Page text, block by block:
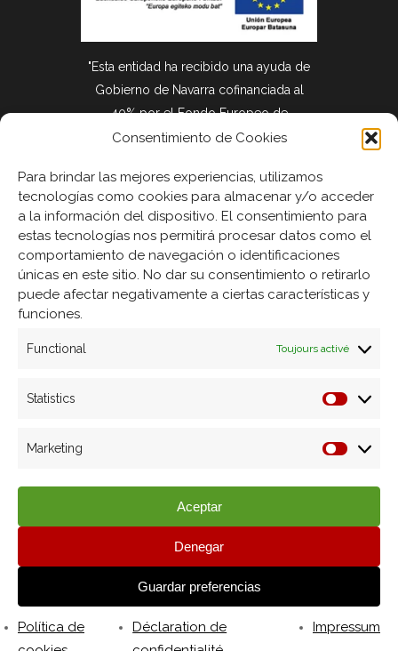
Consentimiento de Cookies
Para brindar las mejores experiencias, utilizamos
tecnologías como cookies para almacenar y/o acceder
a la información del dispositivo. El consentimiento para
estas tecnologías nos permitirá procesar datos como el
comportamiento de navegación o identificaciones
únicas en este sitio. No dar su consentimiento o retirarlo
puede afectar negativamente a ciertas características y
funciones.
Functional Toujours activé
Statistics
Marketing
Aceptar
Denegar
Guardar preferencias
Política de
Déclaration de
Impressum
"Esta entidad ha recibido una ayuda de
Gobierno de Navarra cofinanciada al
40% por el Fondo Europeo de
Desarrollo Regional a través del
de Navarra".
Servicios
Diseño Industrial
Automatización de procesos